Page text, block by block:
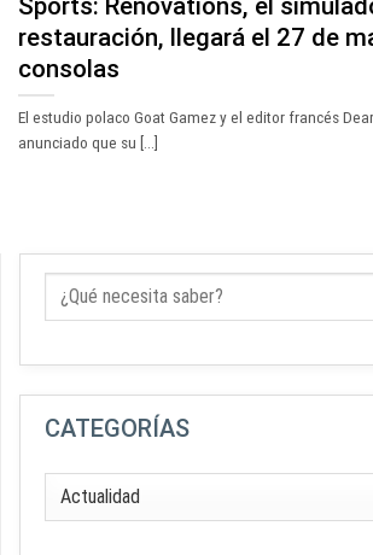
restauración, llegará el 27 de
consolas
El estudio polaco Goat Gamez y el editor francés
anunciado que su [...]
CATEGORÍAS